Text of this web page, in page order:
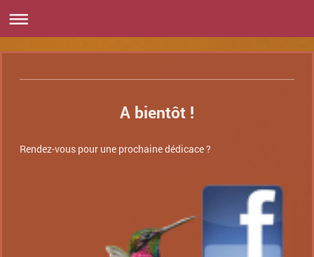
A bientôt !
Rendez-vous pour une prochaine dédicace ?